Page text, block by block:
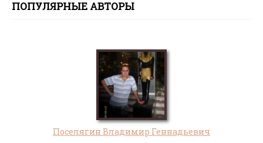
ПОПУЛЯРНЫЕ АВТОРЫ
Поселягин Владимир Геннадьевич